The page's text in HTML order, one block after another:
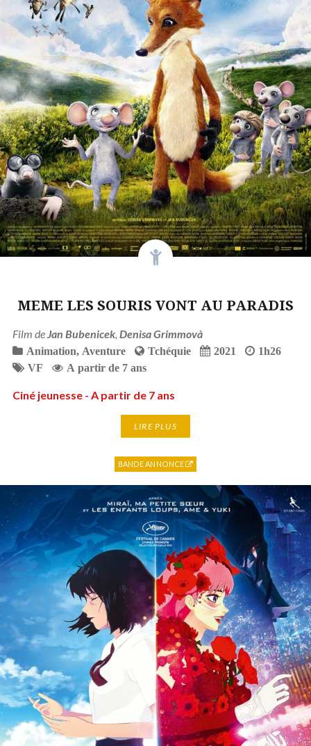
MEME LES SOURIS VONT AU PARADIS
Film deJan Bubenicek, Denisa Grimmovà
Animation, Aventure Tchéquie 2021
1h26
VF
A partir de 7 ans
Ciné jeunesse - A partir de 7 ans
LIRE PLUS
BANDE ANNONCE